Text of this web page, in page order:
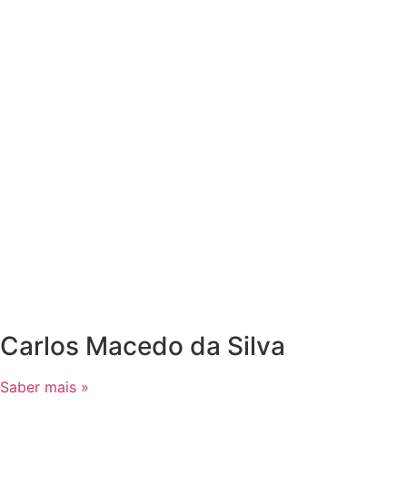
Carlos Macedo da Silva
Saber mais »